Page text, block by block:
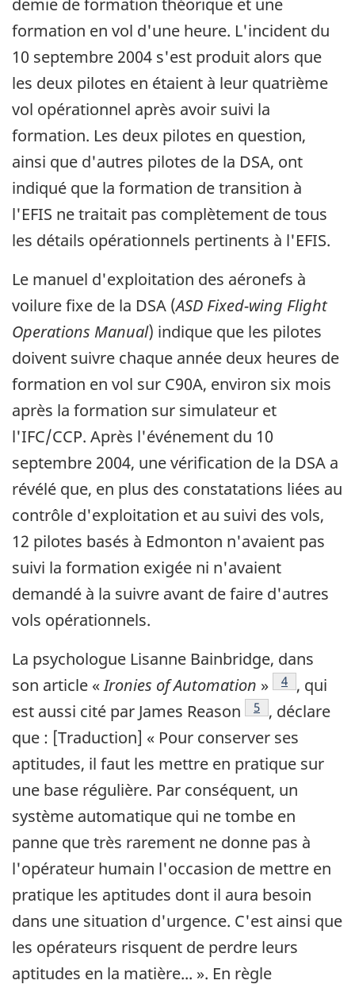
demie de formation théorique et une
formation en vol d'une heure. L'incident du
10 septembre 2004 s'est produit alors que
les deux pilotes en étaient à leur quatrième
vol opérationnel après avoir suivi la
formation. Les deux pilotes en question,
ainsi que d'autres pilotes de la DSA, ont
indiqué que la formation de transition à
l'EFIS ne traitait pas complètement de tous
les détails opérationnels pertinents à l'EFIS.
Le manuel d'exploitation des aéronefs à
voilure fixe de la DSA (ASD Fixed-wing Flight
Operations Manual) indique que les pilotes
doivent suivre chaque année deux heures de
formation en vol sur C90A, environ six mois
après la formation sur simulateur et
l'IFC/CCP. Après l'événement du 10
septembre 2004, une vérification de la DSA a
révélé que, en plus des constatations liées au
contrôle d'exploitation et au suivi des vols,
12 pilotes basés à Edmonton n'avaient pas
suivi la formation exigée ni n'avaient
demandé à la suivre avant de faire d'autres
vols opérationnels.
La psychologue Lisanne Bainbridge, dans
son article «Ironies of Automation » Note de bas
4 , qui
est aussi cité par James Reason
Note de bas de
5 , déclare
que : [Traduction] « Pour conserver ses
aptitudes, il faut les mettre en pratique sur
une base régulière. Par conséquent, un
système automatique qui ne tombe en
panne que très rarement ne donne pas à
l'opérateur humain l'occasion de mettre en
pratique les aptitudes dont il aura besoin
dans une situation d'urgence. C'est ainsi que
les opérateurs risquent de perdre leurs
aptitudes en la matière... ». En règle